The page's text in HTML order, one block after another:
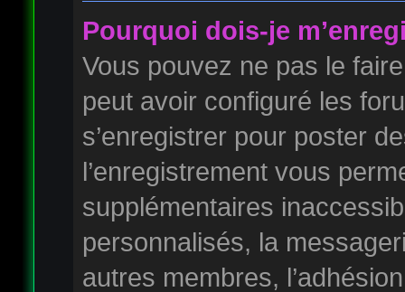
Pourquoi dois-je
Vous pouvez ne pas le
peut avoir configuré les
s’enregistrer pour poster
l’enregistrement vous
supplémentaires
personnalisés, la
autres membres,